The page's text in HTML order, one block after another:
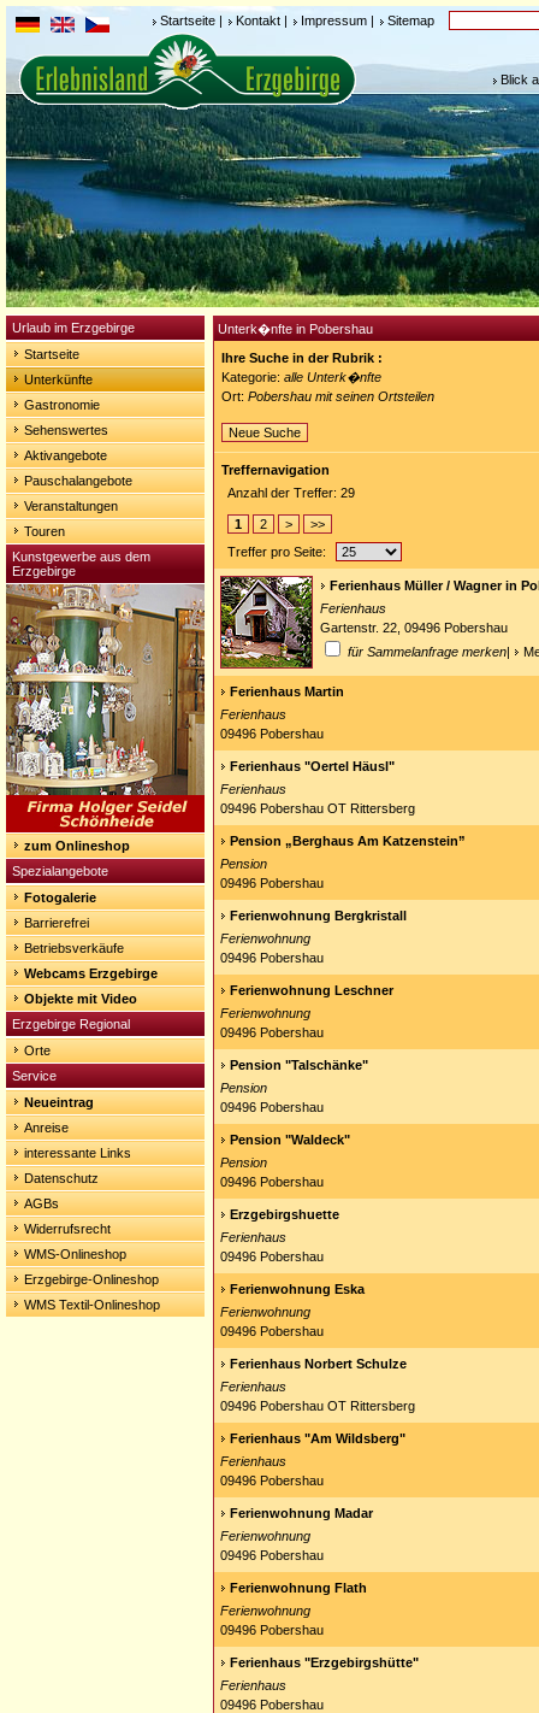
Startseite | Kontakt | Impressum | Sitemap
Blick
Urlaub im Erzgebirge
Startseite
Unterkünfte
Gastronomie
Sehenswertes
Aktivangebote
Pauschalangebote
Veranstaltungen
Touren
Kunstgewerbe aus dem
Erzgebirge
zum Onlineshop
Spezialangebote
Fotogalerie
Barrierefrei
Betriebsverkäufe
Webcams Erzgebirge
Objekte mit Video
Erzgebirge Regional
Orte
Service
Neueintrag
Anreise
interessante Links
Datenschutz
AGBs
Widerrufsrecht
WMS-Onlineshop
Erzgebirge-Onlineshop
WMS Textil-Onlineshop
Unterk�nfte in Pobershau
Ihre Suche in der Rubrik :
Kategorie: alle Unterk�nfte
Ort: Pobershau mit seinen Ortsteilen
Neue Suche
Treffernavigation
Anzahl der Treffer: 29
1 2 >
>>
Treffer pro Seite:
Ferienhaus Müller / Wagner in
Ferienhaus
Gartenstr. 22, 09496 Pobershau
für Sammelanfrage merken|
Ferienhaus Martin
Ferienhaus
09496 Pobershau
Ferienhaus "Oertel Häusl"
Ferienhaus
09496 Pobershau OT Rittersberg
Pension „Berghaus Am Katzenstein”
Pension
09496 Pobershau
Ferienwohnung Bergkristall
Ferienwohnung
09496 Pobershau
Ferienwohnung Leschner
Ferienwohnung
09496 Pobershau
Pension "Talschänke"
Pension
09496 Pobershau
Pension "Waldeck"
Pension
09496 Pobershau
Erzgebirgshuette
Ferienhaus
09496 Pobershau
Ferienwohnung Eska
Ferienwohnung
09496 Pobershau
Ferienhaus Norbert Schulze
Ferienhaus
09496 Pobershau OT Rittersberg
Ferienhaus "Am Wildsberg"
Ferienhaus
09496 Pobershau
Ferienwohnung Madar
Ferienwohnung
09496 Pobershau
Ferienwohnung Flath
Ferienwohnung
09496 Pobershau
Ferienhaus "Erzgebirgshütte"
Ferienhaus
09496 Pobershau